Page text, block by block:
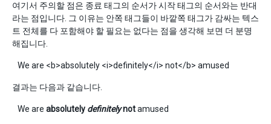
여기서 주의할 점은 종료 태그의 순서가 시작 태그의 순서와는 반대
라는 점입니다. 그 이유는 안쪽 태그들이 바깥쪽 태그가 감싸는 텍스
트 전체를 다 포함해야 할 필요는 없다는 점을 생각해 보면 더 분명
해집니다.
We are <b>absolutely <i>definitely</i> not</b> amused
결과는 다음과 같습니다.
We are absolutely definitelynotamused